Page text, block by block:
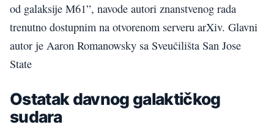
od galaksije M61”, navode autori znanstvenog rada
trenutno dostupnim na otvorenom serveru arXiv. Glavni
autor je Aaron Romanowsky sa Sveučilišta San Jose
State
Ostatak davnog galaktičkog
sudara